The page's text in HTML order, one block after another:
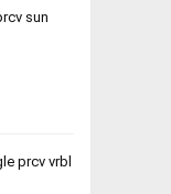
sun
prcv vrbl